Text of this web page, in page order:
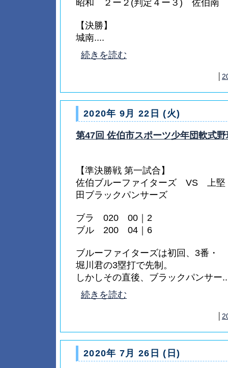
昭和 ２ー２(判定４ー３) 佐伯南
【決勝】
城南....
続きを読む
2020年 9月 22日 (火)
第47回 佐伯市スポーツ少年団軟式
【準決勝戦 第一試合】
佐伯ブルーファイターズ VS 上堅
田ブラックパンサーズ
ブラ 020 00｜2
ブル 200 04｜6
ブルーファイターズは初回、3番・
堀川君の3塁打で先制。
しかしその直後、ブラックパンサー
続きを読む
2020年 7月 26日 (日)